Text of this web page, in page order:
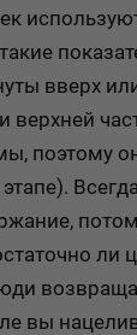
вверх
верхней
поэтому
ли
вы